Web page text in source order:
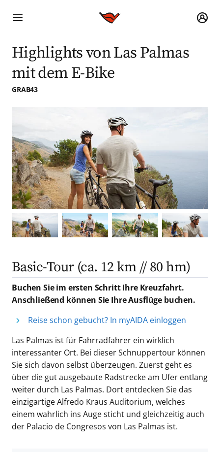
Highlights von Las Palmas
mit dem E-Bike
GRAB43
Basic-Tour (ca. 12 km // 80 hm)
Buchen Sie im ersten Schritt Ihre Kreuzfahrt.
Anschließend können Sie Ihre Ausflüge buchen.
Reise schon gebucht? In myAIDA einloggen
Las Palmas ist für Fahrradfahrer ein wirklich
interessanter Ort. Bei dieser Schnuppertour können
Sie sich davon selbst überzeugen. Zuerst geht es
über die gut ausgebaute Radstrecke am Ufer entlang
weiter durch Las Palmas. Dort entdecken Sie das
einzigartige Alfredo Kraus Auditorium, welches
einem wahrlich ins Auge sticht und gleichzeitig auch
der Palacio de Congresos von Las Palmas ist.